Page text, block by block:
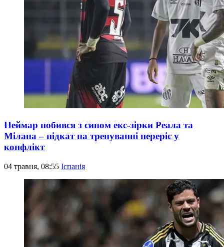
Неймар побився з сином екс-зірки Реала та
Мілана – підкат на тренуванні переріс у
конфлікт
04 травня, 08:55 Іспанія